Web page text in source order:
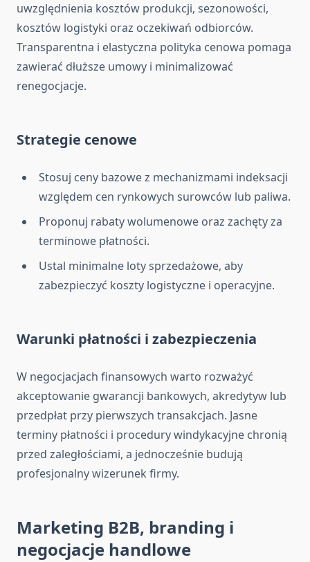
uwzględnienia kosztów produkcji, sezonowości,
kosztów logistyki oraz oczekiwań odbiorców.
Transparentna i elastyczna polityka cenowa pomaga
zawierać dłuższe umowy i minimalizować
renegocjacje.
Strategie cenowe
Stosuj ceny bazowe z mechanizmami indeksacji
względem cen rynkowych surowców lub paliwa.
Proponuj rabaty wolumenowe oraz zachęty za
terminowe płatności.
Ustal minimalne loty sprzedażowe, aby
zabezpieczyć koszty logistyczne i operacyjne.
Warunki płatności i zabezpieczenia
W negocjacjach finansowych warto rozważyć
akceptowanie gwarancji bankowych, akredytyw lub
przedpłat przy pierwszych transakcjach. Jasne
terminy płatności i procedury windykacyjne chronią
przed zaległościami, a jednocześnie budują
profesjonalny wizerunek firmy.
Marketing B2B, branding i
negocjacje handlowe